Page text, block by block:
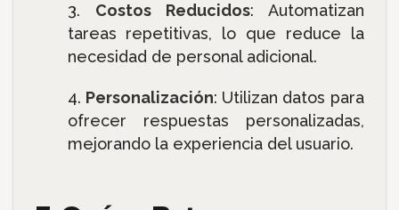
Costos Reducidos: Automatizan
tareas repetitivas, lo que reduce la
necesidad de personal adicional.
Personalización: Utilizan datos para
ofrecer respuestas personalizadas,
mejorando la experiencia del usuario.